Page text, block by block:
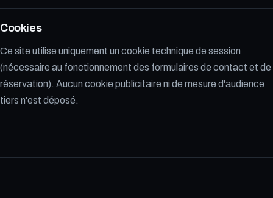
Cookies
Ce site utilise uniquement un cookie technique de session
(nécessaire au fonctionnement des formulaires de contact et de
réservation). Aucun cookie publicitaire ni de mesure d'audience
tiers n'est déposé.